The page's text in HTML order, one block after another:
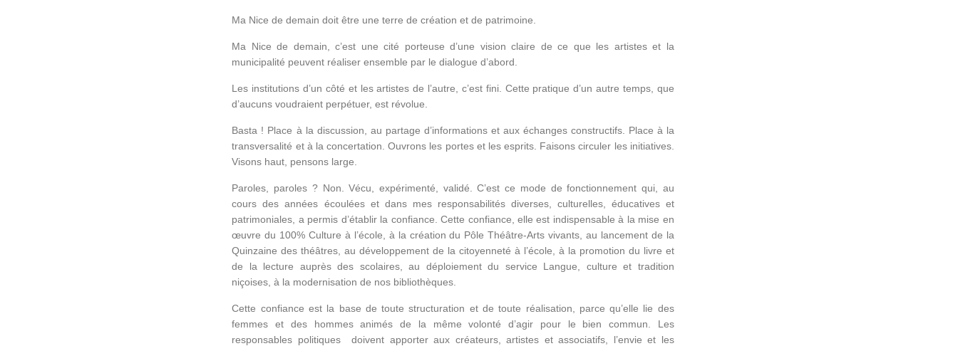
Ma Nice de demain doit être une terre de création et de patrimoine.
Ma Nice de demain, c’est une cité porteuse d’une vision claire de ce que les artistes et la
municipalité peuvent réaliser ensemble par le dialogue d’abord.
Les institutions d’un côté et les artistes de l’autre, c’est fini. Cette pratique d’un autre temps, que
d’aucuns voudraient perpétuer, est révolue.
Basta ! Place à la discussion, au partage d’informations et aux échanges constructifs. Place à la
transversalité et à la concertation. Ouvrons les portes et les esprits. Faisons circuler les initiatives.
Visons haut, pensons large.
Paroles, paroles ? Non. Vécu, expérimenté, validé. C’est ce mode de fonctionnement qui, au
cours des années écoulées et dans mes responsabilités diverses, culturelles, éducatives et
patrimoniales, a permis d’établir la confiance. Cette confiance, elle est indispensable à la mise en
œuvre du 100% Culture à l’école, à la création du Pôle Théâtre-Arts vivants, au lancement de la
Quinzaine des théâtres, au développement de la citoyenneté à l’école, à la promotion du livre et
de la lecture auprès des scolaires, au déploiement du service Langue, culture et tradition
niçoises, à la modernisation de nos bibliothèques.
Cette confiance est la base de toute structuration et de toute réalisation, parce qu’elle lie des
femmes et des hommes animés de la même volonté d’agir pour le bien commun. Les
responsables politiques doivent apporter aux créateurs, artistes et associatifs, l’envie et les